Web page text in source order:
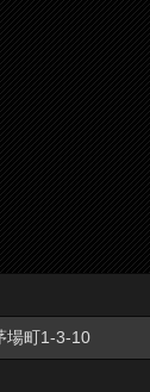
場町1-3-10